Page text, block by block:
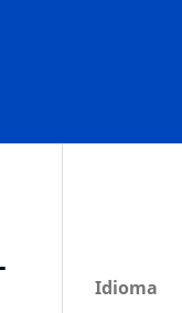
Idioma